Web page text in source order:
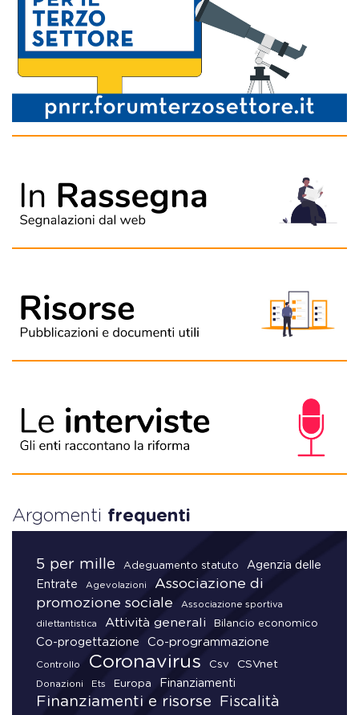
Argomenti frequenti
5 per mille Adeguamento statuto
Agenzia delle
Entrate
Agevolazioni
Associazione di
promozione sociale
Associazione sportiva
dilettantistica Attività generali Bilancio economico
Co-progettazione Co-programmazione
Controllo Coronavirus Csv CSVnet
Donazioni Ets Europa Finanziamenti
Finanziamenti e risorse Fiscalità